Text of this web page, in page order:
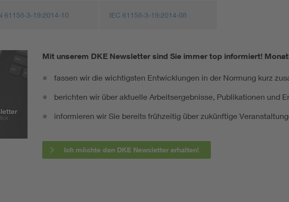
61158-3-19:2014-10 IEC 61158-3-19:2014-08
Mit unserem DKE Newsletter sind Sie immer top informiert!
fassen wir die wichtigsten Entwicklungen in der Normung kurz
berichten wir über aktuelle Arbeitsergebnisse, Publikationen und
informieren wir Sie bereits frühzeitig über zukünftige
Ich möchte den DKE Newsletter erhalten!